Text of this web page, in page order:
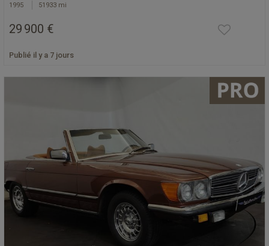
1995 51933 mi
29 900 €
Publié il y a 7 jours